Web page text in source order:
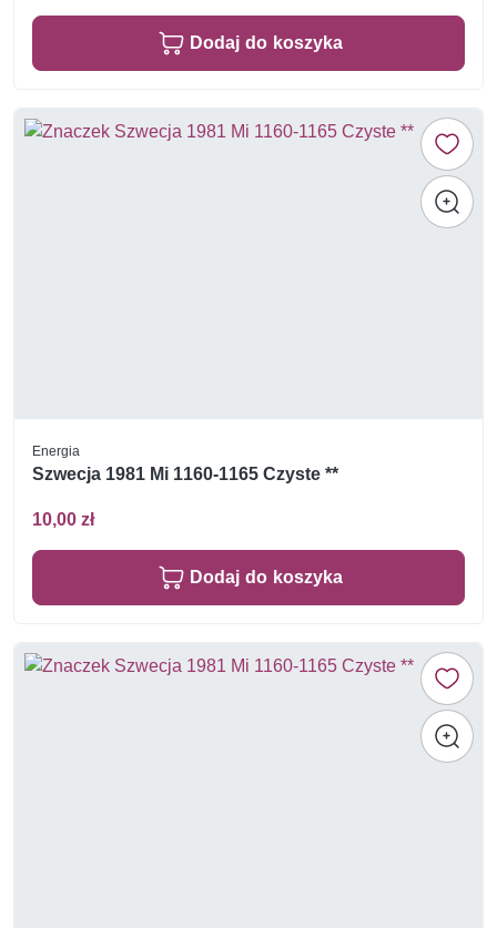
Dodaj do koszyka
Energia
Szwecja 1981 Mi 1160-1165 Czyste **
10,00 zł
Dodaj do koszyka